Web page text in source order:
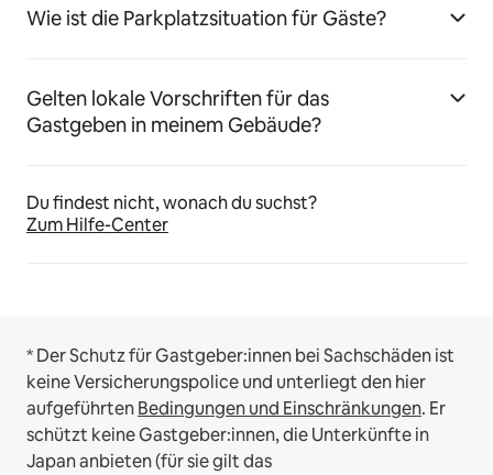
Wie ist die Parkplatzsituation für Gäste?
Gelten lokale Vorschriften für das
Gastgeben in meinem Gebäude?
Du findest nicht, wonach du suchst?
Zum Hilfe-Center
* Der Schutz für Gastgeber:innen bei Sachschäden ist
keine Versicherungspolice und unterliegt den hier
aufgeführtenBedingungen und Einschränkungen. Er
schützt keine Gastgeber:innen, die Unterkünfte in
Japan anbieten (für sie gilt das